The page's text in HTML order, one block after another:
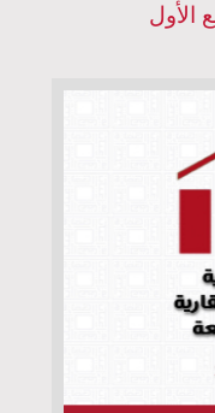
الأول